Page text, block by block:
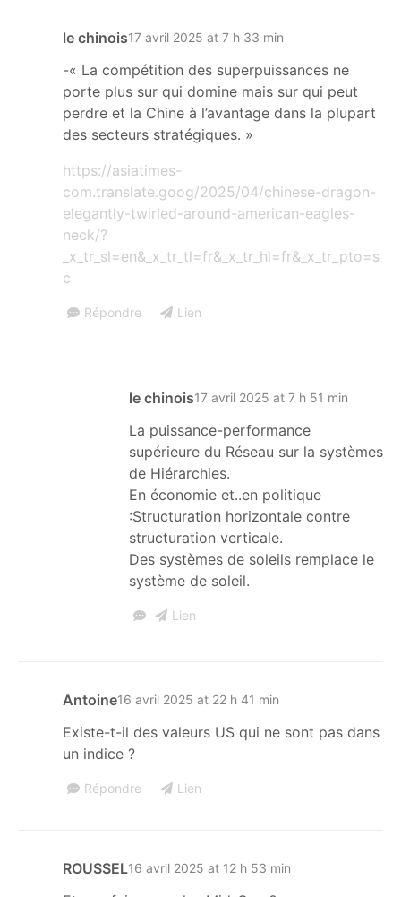
le chinois17 avril 2025 at 7 h 33 min
-« La compétition des superpuissances ne
porte plus sur qui domine mais sur qui peut
perdre et la Chine à l’avantage dans la plupart
des secteurs stratégiques. »
https://asiatimes-
com.translate.goog/2025/04/chinese-dragon-
elegantly-twirled-around-american-eagles-
neck/?
_x_tr_sl=en&_x_tr_tl=fr&_x_tr_hl=fr&_x_tr_pto=s
c
Répondre Lien
le chinois17 avril 2025 at 7 h 51 min
La puissance-performance
supérieure du Réseau sur la systèmes
de Hiérarchies.
En économie et..en politique
:Structuration horizontale contre
structuration verticale.
Des systèmes de soleils remplace le
système de soleil.
Lien
Antoine16 avril 2025 at 22 h 41 min
Existe-t-il des valeurs US qui ne sont pas dans
un indice ?
Répondre Lien
ROUSSEL16 avril 2025 at 12 h 53 min